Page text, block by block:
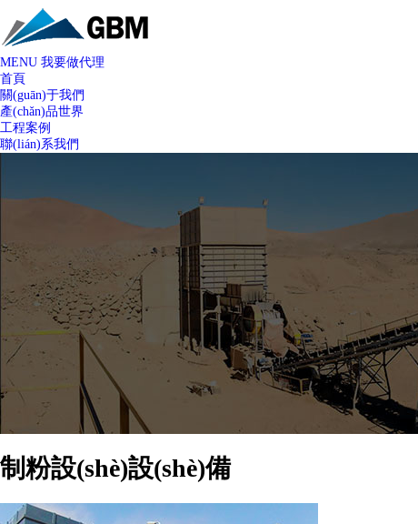
MENU 我要做代理
首頁
關(guān)于我們
產(chǎn)品世界
工程案例
聯(lián)系我們
制粉設(shè)設(shè)備